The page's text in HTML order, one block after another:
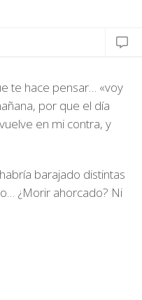
te hace pensar… «voy
por que el día
en mi contra, y
barajado distintas
¿Morir ahorcado? Ni